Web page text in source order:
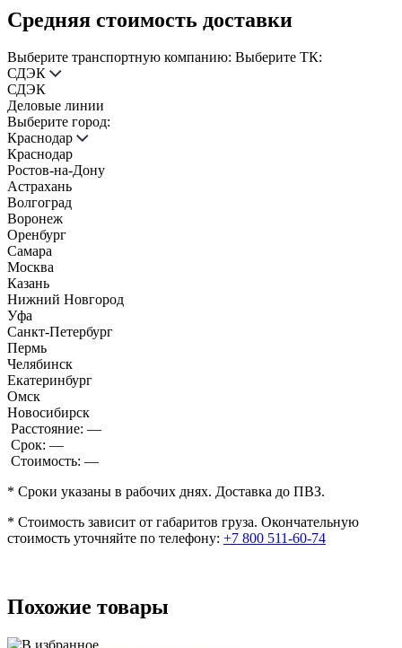
Средняя стоимость доставки
Выберите транспортную компанию: Выберите ТК:
СДЭК
СДЭК
Деловые линии
Выберите город:
Краснодар
Краснодар
Ростов-на-Дону
Астрахань
Волгоград
Воронеж
Оренбург
Самара
Москва
Казань
Нижний Новгород
Уфа
Санкт-Петербург
Пермь
Челябинск
Екатеринбург
Омск
Новосибирск
Расстояние: —
Срок: —
Стоимость: —
* Сроки указаны в рабочих днях. Доставка до ПВЗ.
* Стоимость зависит от габаритов груза. Окончательную
стоимость уточняйте по телефону: +7 800 511-60-74
Похожие товары